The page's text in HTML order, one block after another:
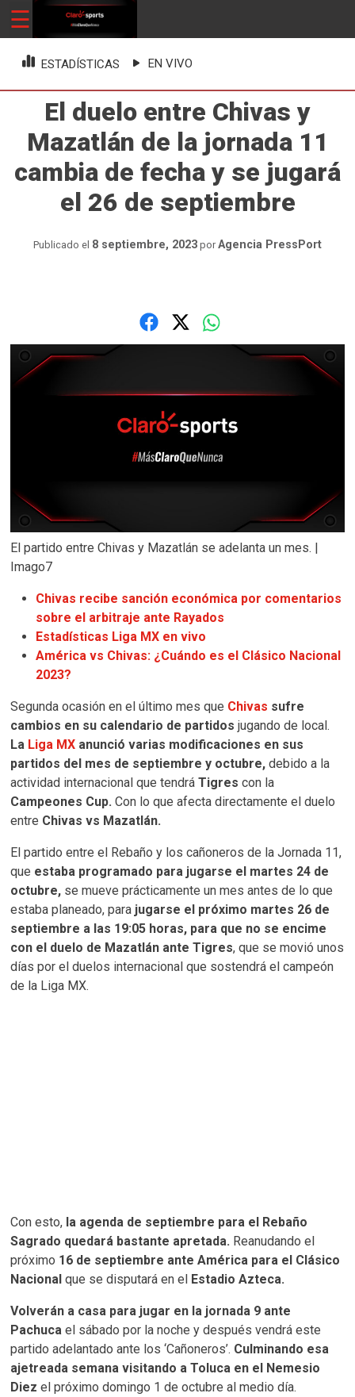
Skip
☰
ClaroSports
Más Claro que nunca
ESTADÍSTICAS EN VIVO
El duelo entre Chivas y
Mazatlán de la jornada 11
cambia de fecha y se jugará
el 26 de septiembre
Publicado el 8 septiembre, 2023 por Agencia PressPort
El partido entre Chivas y Mazatlán se adelanta un mes. |
Imago7
Chivas recibe sanción económica por comentarios
sobre el arbitraje ante Rayados
Estadísticas Liga MX en vivo
América vs Chivas: ¿Cuándo es el Clásico Nacional
2023?
Segunda ocasión en el último mes que Chivas sufre
cambios en su calendario de partidos jugando de local.
La Liga MX anunció varias modificaciones en sus
partidos del mes de septiembre y octubre, debido a la
actividad internacional que tendráTigres con la
Campeones Cup.Con lo que afecta directamente el duelo
entre Chivas vs Mazatlán.
El partido entre el Rebaño y los cañoneros de la Jornada 11,
que estaba programado para jugarse el martes 24 de
octubre, se mueve prácticamente un mes antes de lo que
estaba planeado, para jugarse el próximo martes 26 de
septiembre a las 19:05 horas, para que no se encime
con el duelo de Mazatlán ante Tigres, que se movió unos
días por el duelos internacional que sostendrá el campeón
de la Liga MX.
Con esto, la agenda de septiembre para el Rebaño
Sagrado quedará bastante apretada. Reanudando el
próximo 16 de septiembre ante América para el Clásico
Nacional que se disputará en el Estadio Azteca.
Volverán a casa para jugar en la jornada 9 ante
Pachuca el sábado por la noche y después vendrá este
partido adelantado ante los ‘Cañoneros’. Culminando esa
ajetreada semana visitando a Toluca en el Nemesio
Diez el próximo domingo 1 de octubre al medio día.